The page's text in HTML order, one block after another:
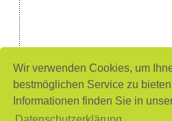
Wir verwenden Cookies, um
bestmöglichen Service zu
Informationen finden Sie in